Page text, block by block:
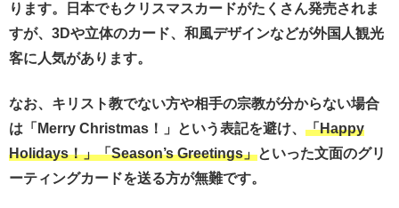
ります。日本でもクリスマスカードがたくさん発売されま
すが、3Dや立体のカード、和風デザインなどが外国人観光
客に人気があります。
なお、キリスト教でない方や相手の宗教が分からない場合
は「Merry Christmas！」という表記を避け、 「Happy
Holidays！」「Season’s Greetings」といった文面のグリ
ーティングカードを送る方が無難です。